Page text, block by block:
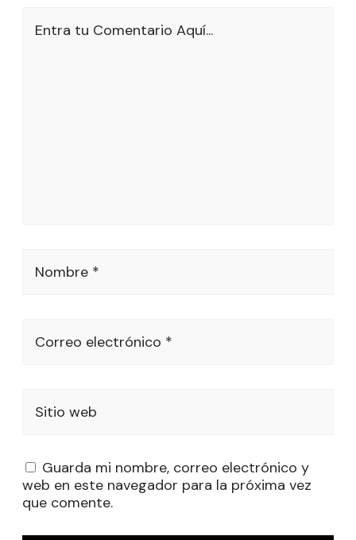
Entra tu Comentario Aquí...
Nombre *
Correo electrónico *
Sitio web
Guarda mi nombre, correo electrónico y
web en este navegador para la próxima vez
que comente.